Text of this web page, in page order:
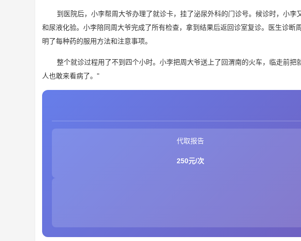
到医院后，小李帮周大爷办理了就诊卡，挂了泌尿外科的门诊号。候诊时，小
和尿液化验。小李陪同周大爷完成了所有检查，拿到结果后返回诊室复诊。医生诊
明了每种药的服用方法和注意事项。
整个就诊过程用了不到四个小时。小李把周大爷送上了回渭南的火车，临走前
人也敢来看病了。"
代取报告
250元/次